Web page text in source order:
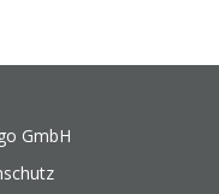
GmbH